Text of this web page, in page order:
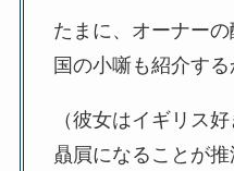
たまに、オーナー
国の小噺も紹介する
（彼女はイギリス
贔屓になることが推